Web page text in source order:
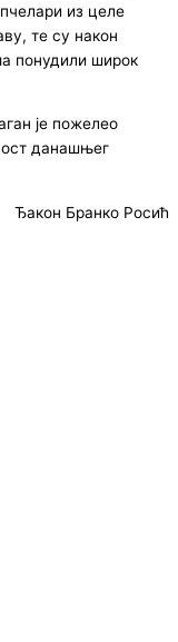
из целе
те су након
понудили широк
је пожелео
данашњег
Ђакон Бранко Росић